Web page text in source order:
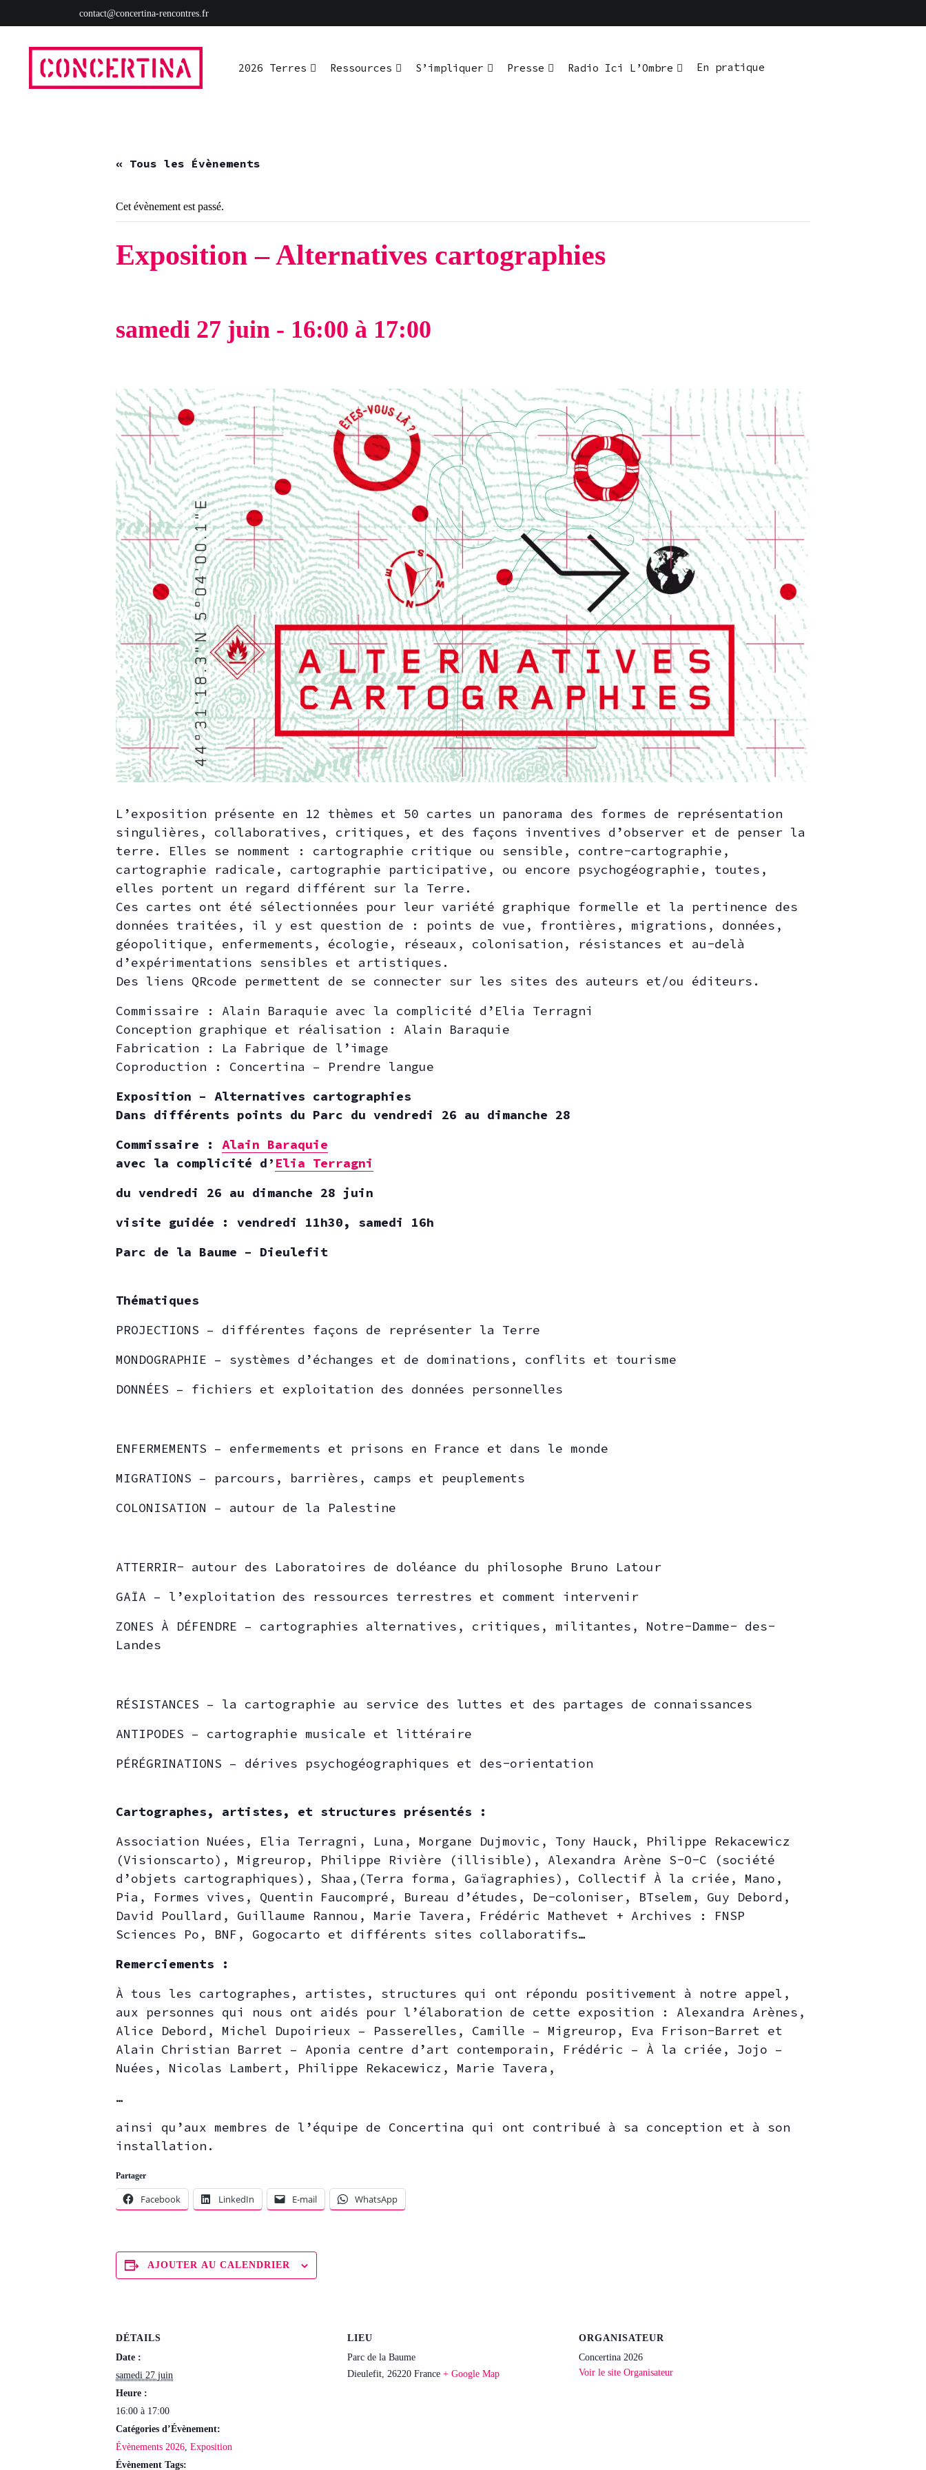
contenu
contact@concertina-rencontres.fr
2026 Terres Ressources S’impliquer Presse Radio Ici L’Ombre En pratique
2026 Terres Ressources S’impliquer
« Tous les Évènements
Cet évènement est passé.
Exposition – Alternatives cartographies
samedi 27 juin - 16:00 à 17:00
L’exposition présente en 12 thèmes et 50 cartes un panorama des formes de représentation
singulières, collaboratives, critiques, et des façons inventives d’observer et de penser la
terre. Elles se nomment : cartographie critique ou sensible, contre-cartographie,
cartographie radicale, cartographie participative, ou encore psychogéographie, toutes,
elles portent un regard différent sur la Terre.
Ces cartes ont été sélectionnées pour leur variété graphique formelle et la pertinence des
données traitées, il y est question de : points de vue, frontières, migrations, données,
géopolitique, enfermements, écologie, réseaux, colonisation, résistances et au-delà
d’expérimentations sensibles et artistiques.
Des liens QRcode permettent de se connecter sur les sites des auteurs et/ou éditeurs.
Commissaire : Alain Baraquie avec la complicité d’Elia Terragni
Conception graphique et réalisation : Alain Baraquie
Fabrication : La Fabrique de l’image
Coproduction : Concertina – Prendre langue
Exposition – Alternatives cartographies
Dans différents points du Parc du vendredi 26 au dimanche 28
Commissaire : Alain Baraquie
avec la complicité d’ Elia Terragni
du vendredi 26 au dimanche 28 juin
visite guidée : vendredi 11h30, samedi 16h
Parc de la Baume – Dieulefit
Thématiques
PROJECTIONS – différentes façons de représenter la Terre
MONDOGRAPHIE – systèmes d’échanges et de dominations, conflits et tourisme
DONNÉES – fichiers et exploitation des données personnelles
ENFERMEMENTS – enfermements et prisons en France et dans le monde
MIGRATIONS – parcours, barrières, camps et peuplements
COLONISATION – autour de la Palestine
ATTERRIR- autour des Laboratoires de doléance du philosophe Bruno Latour
GAÏA – l’exploitation des ressources terrestres et comment intervenir
ZONES À DÉFENDRE – cartographies alternatives, critiques, militantes, Notre-Damme- des-
Landes
RÉSISTANCES – la cartographie au service des luttes et des partages de connaissances
ANTIPODES – cartographie musicale et littéraire
PÉRÉGRINATIONS – dérives psychogéographiques et des-orientation
Cartographes, artistes, et structures présentés :
Association Nuées, Elia Terragni, Luna, Morgane Dujmovic, Tony Hauck, Philippe Rekacewicz
(Visionscarto), Migreurop, Philippe Rivière (illisible), Alexandra Arène S-O-C
(société
d’objets cartographiques), Shaa,(Terra forma, Gaïagraphies), Collectif À la criée, Mano,
Pia, Formes vives, Quentin Faucompré, Bureau d’études, De-coloniser, BTselem, Guy Debord,
David Poullard, Guillaume Rannou, Marie Tavera, Frédéric Mathevet + Archives : FNSP
Sciences Po, BNF, Gogocarto et différents sites collaboratifs…
Remerciements :
À tous les cartographes, artistes, structures qui ont répondu positivement à notre appel,
aux personnes qui nous ont aidés pour l’élaboration de cette exposition : Alexandra Arènes,
Alice Debord, Michel Dupoirieux – Passerelles, Camille – Migreurop, Eva Frison-Barret et
Alain Christian Barret – Aponia centre d’art contemporain, Frédéric – À la criée, Jojo –
Nuées, Nicolas Lambert, Philippe Rekacewicz, Marie Tavera,
…
ainsi qu’aux membres de l’équipe de Concertina qui ont contribué à sa conception et à son
installation.
Partager
Facebook LinkedIn E-mail WhatsApp
AJOUTER AU CALENDRIER
DÉTAILS
Date :
samedi 27 juin
Heure :
16:00 à 17:00
Catégories d’Évènement:
Évènements 2026 Exposition
Évènement Tags:
LIEU
Parc de la Baume
Dieulefit 26220 France + Google Map
ORGANISATEUR
Concertina 2026
Voir le site Organisateur